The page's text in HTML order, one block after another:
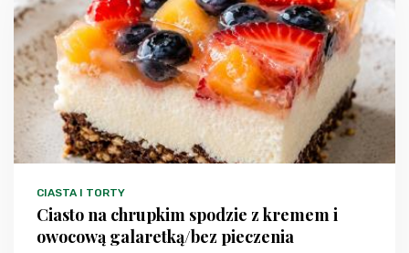
CIASTA I TORTY
Ciasto na chrupkim spodzie z kremem i
owocową galaretką/bez pieczenia